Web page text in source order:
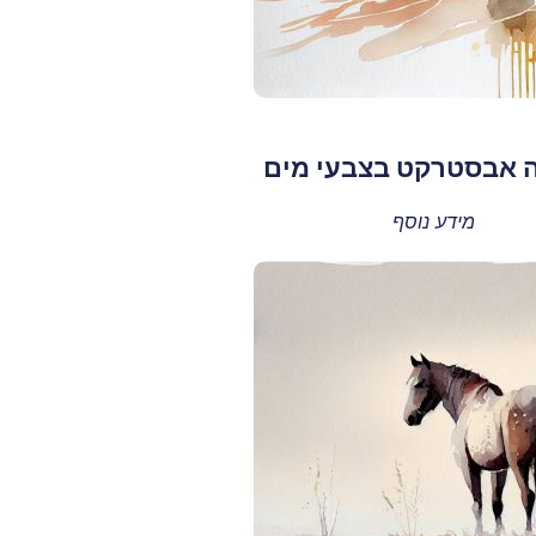
אבסטרקט בצבעי מים
מידע נוסף